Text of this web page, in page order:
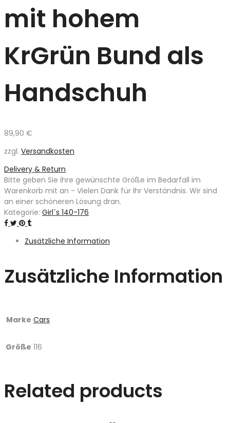
mit hohem
KrGrün Bund als
Handschuh
89,90 €
zzgl. Versandkosten
Delivery & Return
Bitte geben Sie ihre gewünschte Größe im Bedarfall im
Warenkorb mit an - Vielen Dank für Ihr Verständnis. Wir sind
an einer schöneren Lösung dran.
Kategorie: Girl´s 140-176
Zusätzliche Information
Zusätzliche Information
Marke Cars
Größe 116
Related products